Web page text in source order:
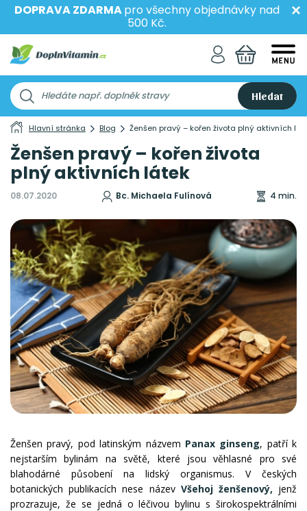
DOPRAVA ZDARMApro všechny objednávky nad
500 Kč.
Hledat
Hlavní stránka Blog Ženšen pravý – kořen života plný aktivních
Ženšen pravý – kořen života
plný aktivních látek
08.07.2020 Bc. Michaela Fulínová 4 min.
Ženšen pravý, pod latinským názvem Panax ginseng, patří k
nejstarším bylinám na světě, které jsou věhlasné pro své
blahodárné působení na lidský organismus. V českých
botanických publikacích nese názevVšehoj ženšenový, jenž
prozrazuje, že se jedná o léčivou bylinu s širokospektrálními